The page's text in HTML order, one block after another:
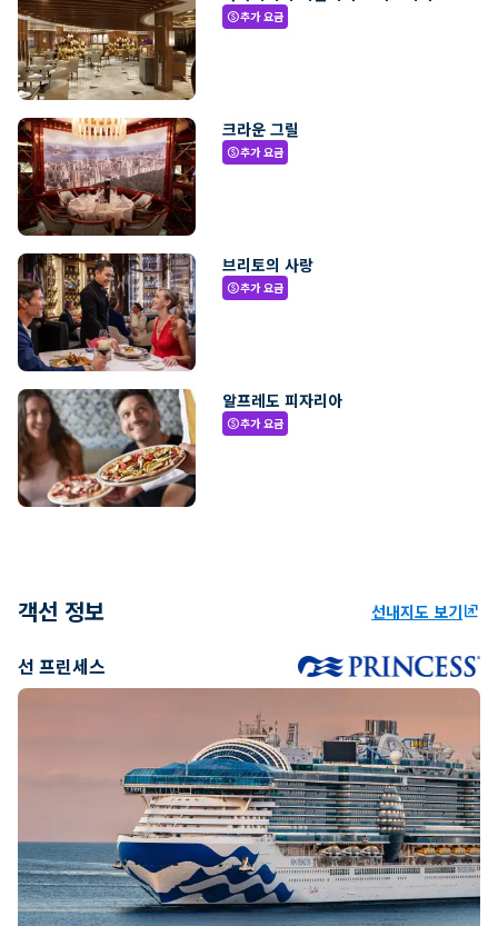
paid추가 요금
크라운 그릴
paid추가 요금
브리토의 사랑
paid추가 요금
알프레도 피자리아
paid추가 요금
객선 정보 선내지도 보기ungroup
선 프린세스